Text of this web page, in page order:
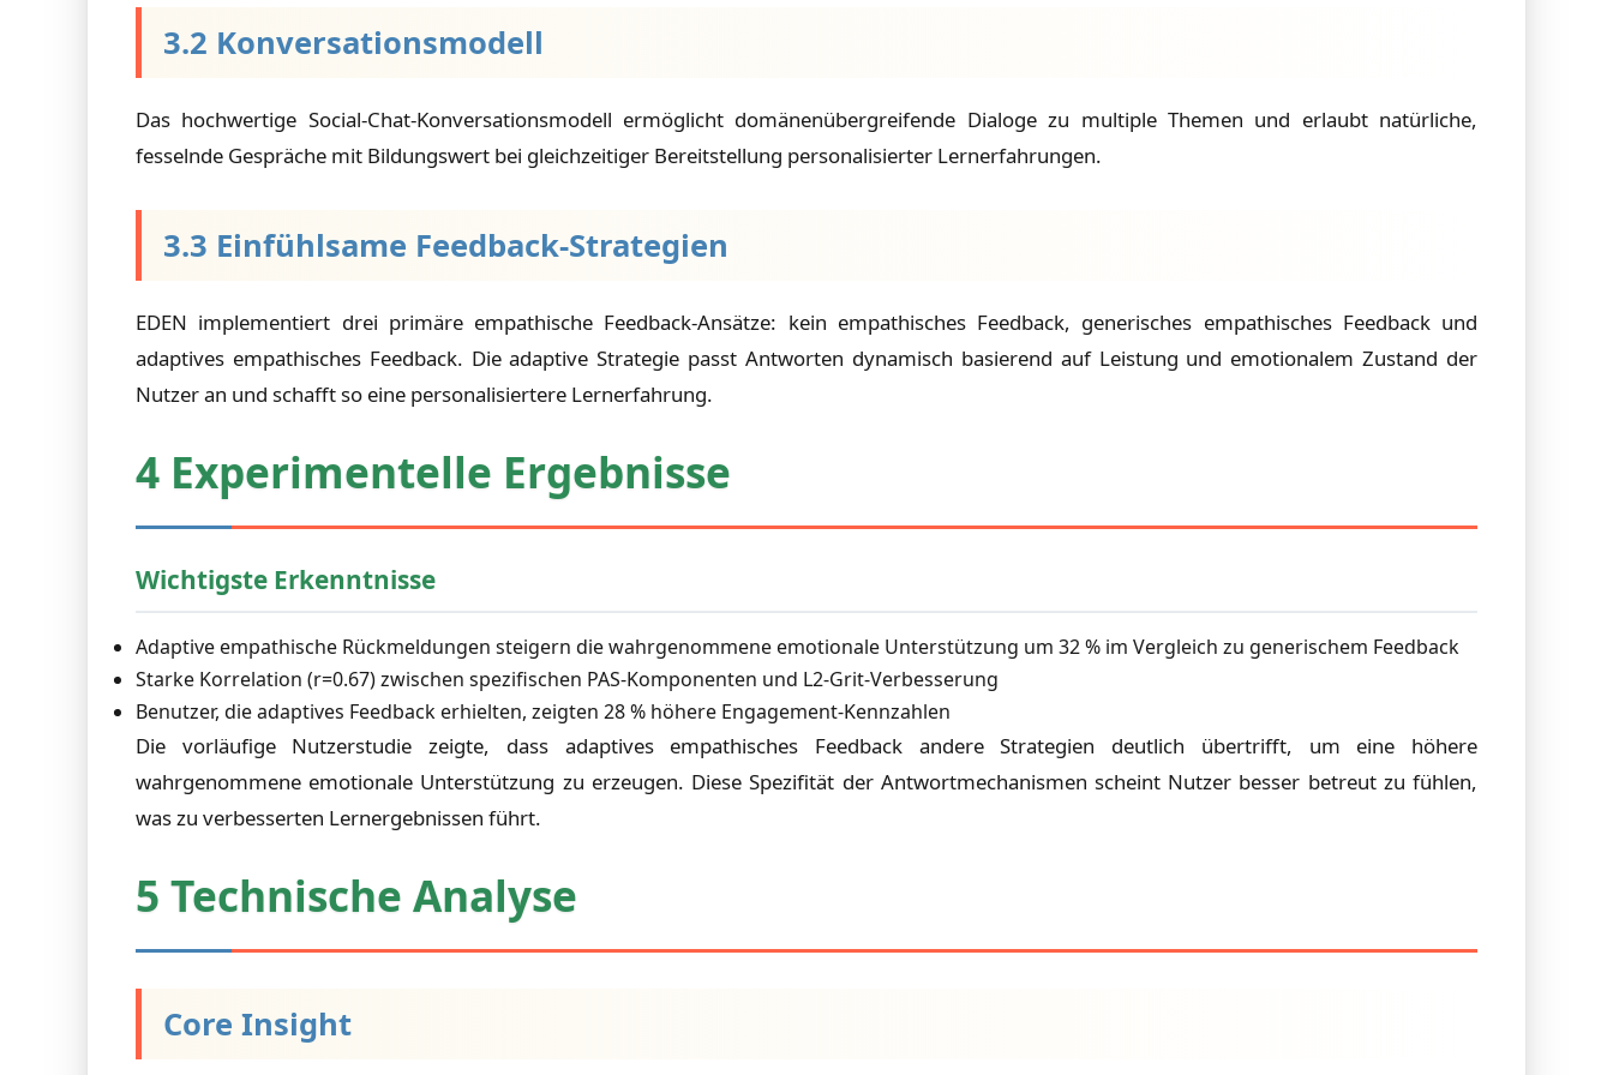
3.2 Konversationsmodell
Das hochwertige Social-Chat-Konversationsmodell ermöglicht domänenübergreifende Dialoge zu multiple Themen und erlaubt natürliche,
fesselnde Gespräche mit Bildungswert bei gleichzeitiger Bereitstellung personalisierter Lernerfahrungen.
3.3 Einfühlsame Feedback-Strategien
EDEN implementiert drei primäre empathische Feedback-Ansätze: kein empathisches Feedback, generisches empathisches Feedback und
adaptives empathisches Feedback. Die adaptive Strategie passt Antworten dynamisch basierend auf Leistung und emotionalem Zustand der
Nutzer an und schafft so eine personalisiertere Lernerfahrung.
4 Experimentelle Ergebnisse
Wichtigste Erkenntnisse
Adaptive empathische Rückmeldungen steigern die wahrgenommene emotionale Unterstützung um 32 % im Vergleich zu generischem Feedback
Starke Korrelation (r=0.67) zwischen spezifischen PAS-Komponenten und L2-Grit-Verbesserung
Benutzer, die adaptives Feedback erhielten, zeigten 28 % höhere Engagement-Kennzahlen
Die vorläufige Nutzerstudie zeigte, dass adaptives empathisches Feedback andere Strategien deutlich übertrifft, um eine höhere
wahrgenommene emotionale Unterstützung zu erzeugen. Diese Spezifität der Antwortmechanismen scheint Nutzer besser betreut zu fühlen,
was zu verbesserten Lernergebnissen führt.
5 Technische Analyse
Core Insight